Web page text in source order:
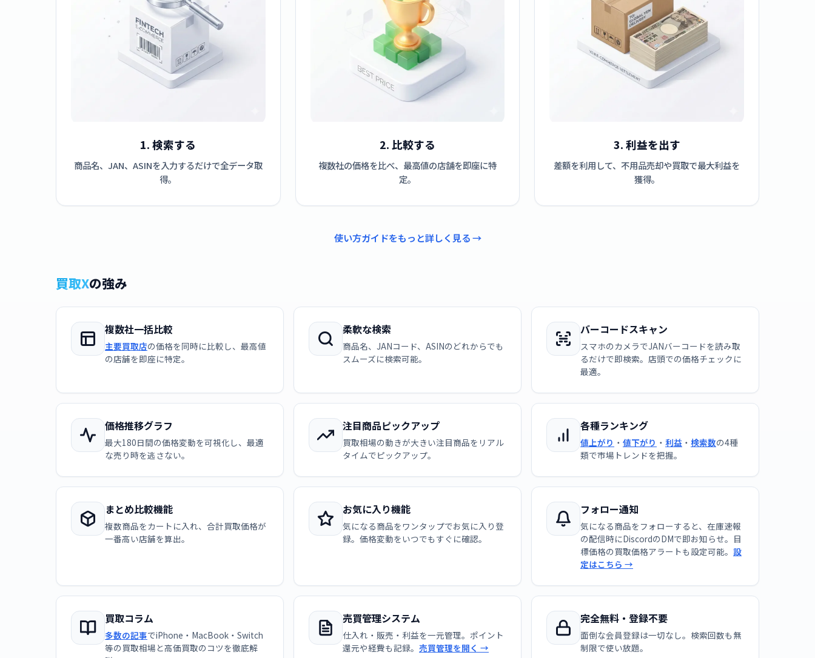
1. 検索する
商品名、JAN、ASINを入力するだけで全データ取
得。
2. 比較する
複数社の価格を比べ、最高値の店舗を即座に特
定。
3. 利益を出す
差額を利用して、不用品売却や買取で最大利益を
獲得。
使い方ガイドをもっと詳しく見る →
買取Xの強み
複数社一括比較
主要買取店の価格を同時に比較し、最高値
の店舗を即座に特定。
柔軟な検索
商品名、JANコード、ASINのどれからでも
スムーズに検索可能。
バーコードスキャン
スマホのカメラでJANバーコードを読み取
るだけで即検索。店頭での価格チェックに
最適。
価格推移グラフ
最大180日間の価格変動を可視化し、最適
な売り時を逃さない。
注目商品ピックアップ
買取相場の動きが大きい注目商品をリアル
タイムでピックアップ。
各種ランキング
値上がり ・ 値下がり ・ 利益 ・ 検索数の4種
類で市場トレンドを把握。
まとめ比較機能
複数商品をカートに入れ、合計買取価格が
一番高い店舗を算出。
お気に入り機能
気になる商品をワンタップでお気に入り登
録。価格変動をいつでもすぐに確認。
フォロー通知
気になる商品をフォローすると、在庫速報
の配信時にDiscordのDMで即お知らせ。目
標価格の買取価格アラートも設定可能。 設
定はこちら →
買取コラム
多数の記事でiPhone・MacBook・Switch
等の買取相場と高価買取のコツを徹底解
売買管理システム
仕入れ・販売・利益を一元管理。ポイント
還元や経費も記録。 売買管理を開く →
完全無料・登録不要
面倒な会員登録は一切なし。検索回数も無
制限で使い放題。